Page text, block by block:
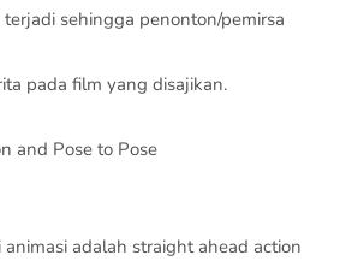
sehingga penonton/pemirsa
pada film yang disajikan.
and Pose to Pose
adalah straight ahead action